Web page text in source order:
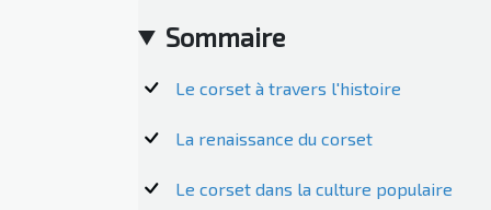
Sommaire
Le corset à travers l'histoire
La renaissance du corset
Le corset dans la culture populaire